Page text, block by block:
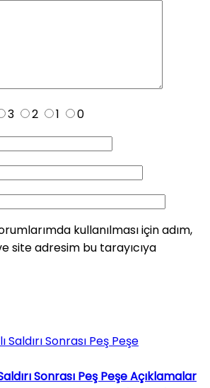
3 2 1
0
kullanılması için adım,
site adresim bu tarayıcıya
Sonrası Peş Peşe Açıklamalar